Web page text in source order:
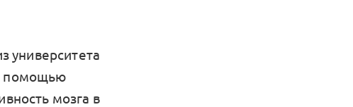
университета
помощью
мозга в